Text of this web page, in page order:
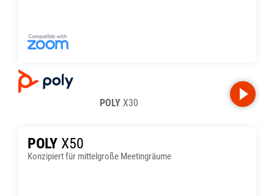
POLYX30
POLY X50
Konzipiert für mittelgroße Meetingräume